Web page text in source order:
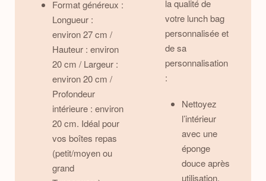
Format généreux :
Longueur :
environ 27 cm /
Hauteur : environ
20 cm / Largeur :
environ 20 cm /
Profondeur
intérieure : environ
20 cm. Idéal pour
vos boîtes repas
(petit/moyen ou
grand
la qualité de
votre lunch bag
personnalisée et
de sa
personnalisation
:
Nettoyez
l’intérieur
avec une
éponge
douce après
utilisation.